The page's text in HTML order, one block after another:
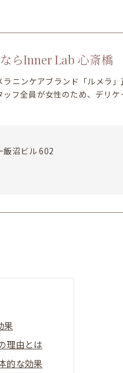
らInner Lab 心斎橋
ニンケアブランド「ルメラ
フ全員が女性のため、デリ
飯沼ビル 602
果
理由とは
的な効果